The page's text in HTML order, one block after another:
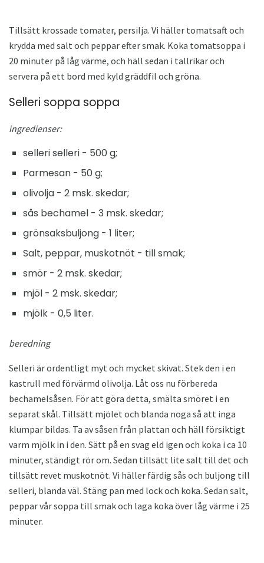
Tillsätt krossade tomater, persilja. Vi häller tomatsaft och
krydda med salt och peppar efter smak. Koka tomatsoppa i
20 minuter på låg värme, och häll sedan i tallrikar och
servera på ett bord med kyld gräddfil och gröna.
Selleri soppa soppa
ingredienser:
selleri selleri - 500 g;
Parmesan - 50 g;
olivolja - 2 msk. skedar;
sås bechamel - 3 msk. skedar;
grönsaksbuljong - 1 liter;
Salt, peppar, muskotnöt - till smak;
smör - 2 msk. skedar;
mjöl - 2 msk. skedar;
mjölk - 0,5 liter.
beredning
Selleri är ordentligt myt och mycket skivat. Stek den i en
kastrull med förvärmd olivolja. Låt oss nu förbereda
bechamelsåsen. För att göra detta, smälta smöret i en
separat skål. Tillsätt mjölet och blanda noga så att inga
klumpar bildas. Ta av såsen från plattan och häll försiktigt
varm mjölk in i den. Sätt på en svag eld igen och koka i ca 10
minuter, ständigt rör om. Sedan tillsätt lite salt till det och
tillsätt revet muskotnöt. Vi häller färdig sås och buljong till
selleri, blanda väl. Stäng pan med lock och koka. Sedan salt,
peppar vår soppa till smak och laga koka över låg värme i 25
minuter.